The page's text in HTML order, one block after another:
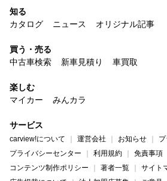
知る
カタログ
ニュース オリジナル記事
買う・売る
中古車検索
新車見積り 車買取
楽しむ
マイカー
みんカラ
サービス
carview!について 運営会社 お知らせ
プライバシーセンター
利用規約
免責事項
コンテンツ制作ポリシー
著者一覧
サイト